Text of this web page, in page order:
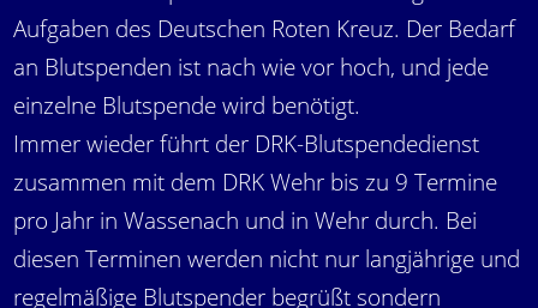
Aufgaben des Deutschen Roten Kreuz. Der Bedarf
an Blutspenden ist nach wie vor hoch, und jede
einzelne Blutspende wird benötigt.
Immer wieder führt der DRK-Blutspendedienst
zusammen mit dem DRK Wehr bis zu 9 Termine
pro Jahr in Wassenach und in Wehr durch. Bei
diesen Terminen werden nicht nur langjährige und
regelmäßige Blutspender begrüßt sondern